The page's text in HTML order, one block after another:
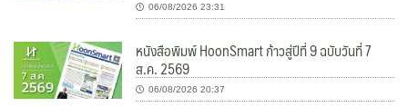
06/08/2026 23:31
หนังสือพิมพ์ HoonSmart ก้าวสู่ปีที่ 9 ฉบับวันที่ 7
ส.ค. 2569
06/08/2026 20:37